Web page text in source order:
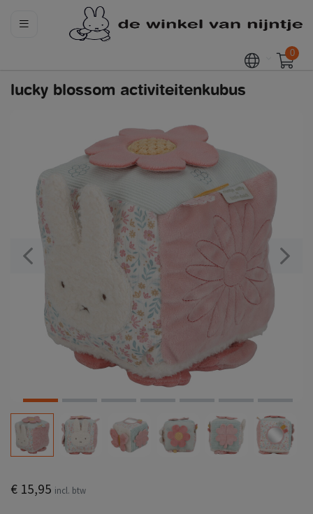
0
lucky blossom activiteitenkubus
€ 15,95 incl. btw